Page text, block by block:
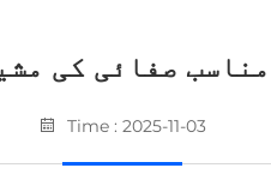
صفائی کی
Time : 2025-11-03